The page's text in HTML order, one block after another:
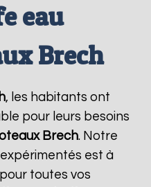
eau
Brech
, les habitants ont
pour leurs besoins
Brech. Notre
est à
toutes vos